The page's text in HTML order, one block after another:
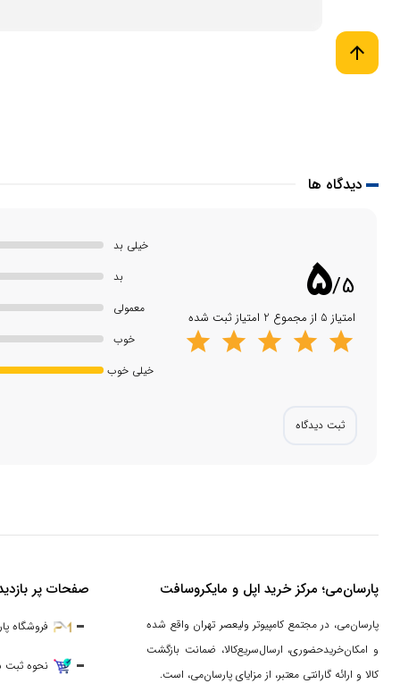
arrow_upward
دیدگاه ها
5/5
امتیاز 5 از مجموع 2 امتیاز ثبت شده
خیلی بد
بد
معمولی
خوب
خیلی خوب
ثبت دیدگاه
پارسان‌می؛ مرکز خرید اپل و مایکروسافت
پارسان‌می، در مجتمع کامپیوتر ولیعصر تهران واقع شده
و امکان‌خریدحضوری، ارسال‌سریع‌کالا، ضمانت بازگشت
کالا و ارائه گارانتی معتبر، از مزایای پارسان‌می، است.
صفحات پر
فروشگاه
نحوه ثبت